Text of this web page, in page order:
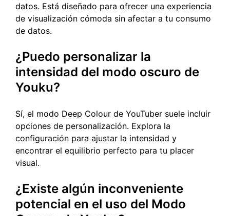
datos. Está diseñado para ofrecer una experiencia
de visualización cómoda sin afectar a tu consumo
de datos.
¿Puedo personalizar la
intensidad del modo oscuro de
Youku?
Sí, el modo Deep Colour de YouTuber suele incluir
opciones de personalización. Explora la
configuración para ajustar la intensidad y
encontrar el equilibrio perfecto para tu placer
visual.
¿Existe algún inconveniente
potencial en el uso del Modo